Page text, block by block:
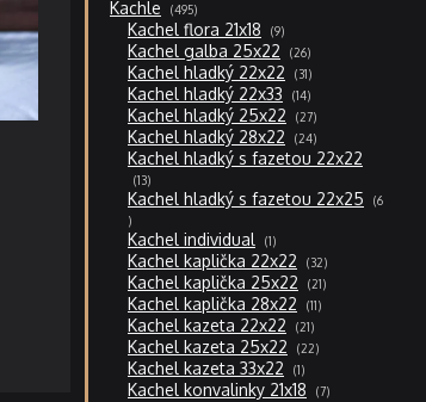
Kachle 495495
produktů
Kachel flora 21x18 99
produktů
Kachel galba 25x22 2626
produktů
Kachel hladký 22x22 3131
produktů
Kachel hladký 22x33 1414
produktů
Kachel hladký 25x22 2727
produktů
Kachel hladký 28x22 2424
produktů
Kachel hladký s fazetou 22x22
1313
produktů
Kachel hladký s fazetou 22x25
6
6
produktů
Kachel individual 11
produkt
Kachel kaplička 22x22 3232
produktů
Kachel kaplička 25x22 2121
produktů
Kachel kaplička 28x22 1111
produktů
Kachel kazeta 22x22 2121
produktů
Kachel kazeta 25x22 2222
produktů
Kachel kazeta 33x22 11
produkt
Kachel konvalinky 21x18 77